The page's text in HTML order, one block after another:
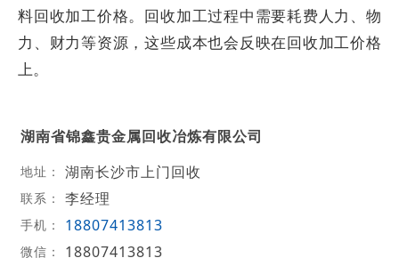
料回收加工价格。回收加工过程中需要耗费人力、物
力、财力等资源，这些成本也会反映在回收加工价格
上。
湖南省锦鑫贵金属回收冶炼有限公司
地址： 湖南长沙市上门回收
联系： 李经理
手机： 18807413813
微信： 18807413813